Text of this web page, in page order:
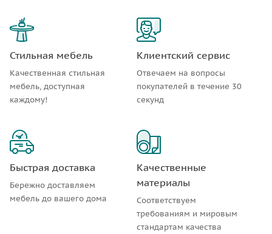
Стильная мебель
Качественная стильная
мебель, доступная
каждому!
Клиентский сервис
Отвечаем на вопросы
покупателей в течение 30
секунд
Быстрая доставка
Бережно доставляем
мебель до вашего дома
Качественные
материалы
Соответствуем
требованиям и мировым
стандартам качества